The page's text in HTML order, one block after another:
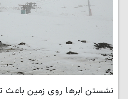
نشستن ابرها روی زمین باعث